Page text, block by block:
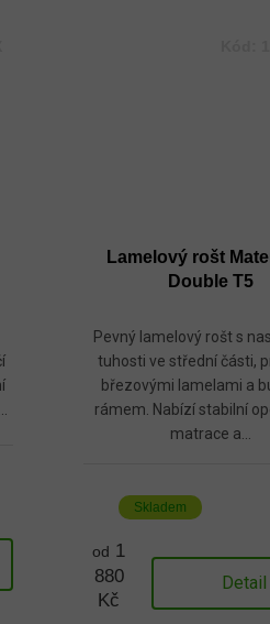
Lamelový rošt
Double T5
Pevný lamelový rošt s
tuhosti ve střední části,
březovými lamelami a
rámem. Nabízí stabilní
matrace a...
Skladem
od 1
880
Kč
Detail